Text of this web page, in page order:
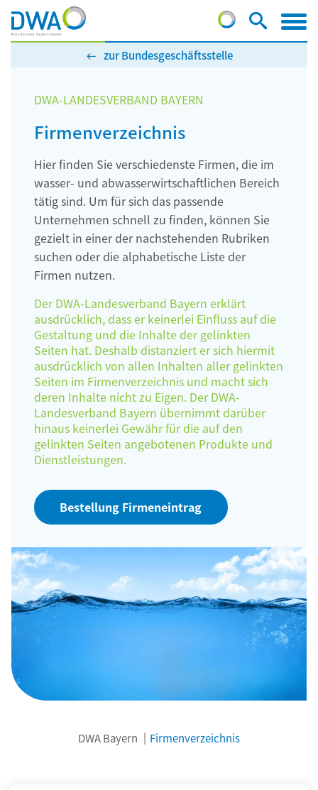
zur Bundesgeschäftsstelle
DWA-LANDESVERBAND BAYERN
Firmenverzeichnis
Hier finden Sie verschiedenste Firmen, die im
wasser- und abwasserwirtschaftlichen Bereich
tätig sind. Um für sich das passende
Unternehmen schnell zu finden, können Sie
gezielt in einer der nachstehenden Rubriken
suchen oder die alphabetische Liste der
Firmen nutzen.
Der DWA-Landesverband Bayern erklärt
ausdrücklich, dass er keinerlei Einfluss auf die
Gestaltung und die Inhalte der gelinkten
Seiten hat. Deshalb distanziert er sich hiermit
ausdrücklich von allen Inhalten aller gelinkten
Seiten im Firmenverzeichnis und macht sich
deren Inhalte nicht zu Eigen. Der DWA-
Landesverband Bayern übernimmt darüber
hinaus keinerlei Gewähr für die auf den
gelinkten Seiten angebotenen Produkte und
Dienstleistungen.
Bestellung Firmeneintrag
DWA Bayern Firmenverzeichnis